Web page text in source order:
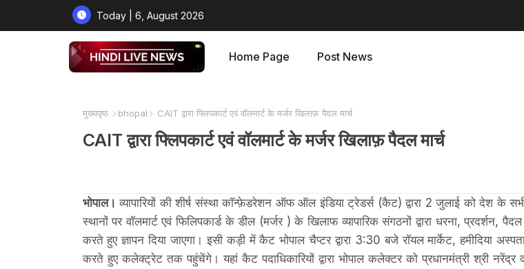
Today | 6, August 2026
Home Page Post News
मुख्यपृष्ठ bhopal CAIT द्वारा फ्लिपकार्ट एवं वॉलमार्ट के मर्जर खिलाफ़ पैदल मार्च
CAIT द्वारा फ्लिपकार्ट एवं वॉलमार्ट के मर्जर खिलाफ़ पैदल मार्च
भोपाल। व्यापारियों की शीर्ष संस्था कॉन्फ़ेडरेशन ऑफ ऑल इंडिया ट्रेडर्स (कैट) द्वारा 2 जुलाई को देश के
स्थानों पर वॉलमार्ट एवं फिलिपकार्ड के डील (मर्जर ) के खिलाफ व्यापारिक संगठनों द्वारा धरना, प्रदर्शन,
करते हुए ज्ञापन दिया जाएगा। इसी कड़ी में कैट भोपाल चैप्टर द्वारा 3:30 बजे रॉयल मार्केट, हमीदिया
करते हुए कलेक्ट्रेट तक पहुंचेंगे। यहां कैट पदाधिकारियों द्वारा भोपाल कलेक्टर को प्रधानमंत्री श्री नरेंद्र